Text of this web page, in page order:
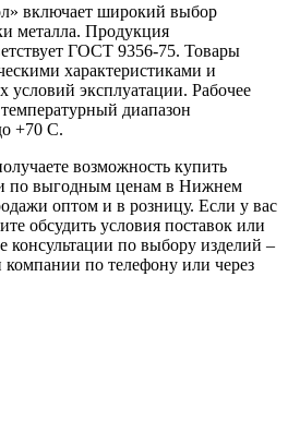
включает широкий выбор
металла. Продукция
ГОСТ 9356-75. Товары
характеристиками и
условий эксплуатации. Рабочее
диапазон
+70 C.
возможность купить
по выгодным ценам в Нижнем
оптом и в розницу. Если у вас
обсудить условия поставок или
консультации по выбору изделий –
по телефону или через